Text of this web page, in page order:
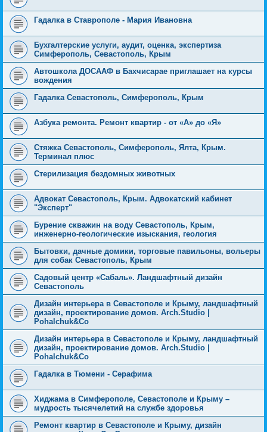
Гадалка в Ставрополе - Мария Ивановна
Бухгалтерские услуги, аудит, оценка, экспертиза
Симферополь, Севастополь, Крым
Автошкола ДОСААФ в Бахчисарае приглашает на курсы
вождения
Гадалка Севастополь, Симферополь, Крым
Азбука ремонта. Ремонт квартир - от «А» до «Я»
Стяжка Севастополь, Симферополь, Ялта, Крым.
Терминал плюс
Стерилизация бездомных животных
Адвокат Севастополь, Крым. Адвокатский кабинет
"Эксперт"
Бурение скважин на воду Севастополь, Крым,
инженерно-геологические изыскания, геология
Бытовки, дачные домики, торговые павильоны, вольеры
для собак Севастополь, Крым
Cадовый центр «Сабаль». Ландшафтный дизайн
Севастополь
Дизайн интерьера в Севастополе и Крыму, ландшафтный
дизайн, проектирование домов. Arch.Studio |
Pohalchuk&Co
Дизайн интерьера в Севастополе и Крыму, ландшафтный
дизайн, проектирование домов. Arch.Studio |
Pohalchuk&Co
Гадалка в Тюмени - Серафима
Хиджама в Симферополе, Севастополе и Крыму –
мудрость тысячелетий на службе здоровья
Ремонт квартир в Севастополе и Крыму, дизайн